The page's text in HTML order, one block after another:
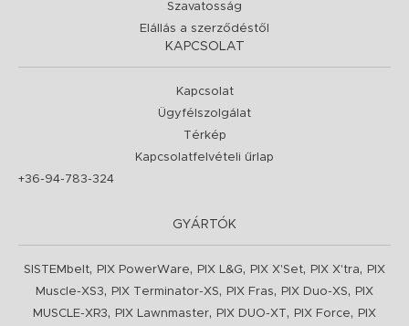
Szavatosság
Elállás a szerződéstől
KAPCSOLAT
Kapcsolat
Ügyfélszolgálat
Térkép
Kapcsolatfelvételi űrlap
+36-94-783-324
GYÁRTÓK
SISTEMbelt, PIX PowerWare, PIX L&G, PIX X'Set, PIX X'tra,
PIX
Muscle-XS3, PIX Terminator-XS, PIX Fras, PIX Duo-XS,
PIX
MUSCLE-XR3, PIX Lawnmaster, PIX DUO-XT , PIX Force,
PIX